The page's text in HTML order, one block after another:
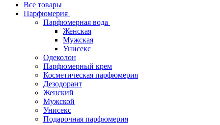
Все товары
Парфюмерия
Парфюмерная вода
Женская
Мужская
Унисекс
Одеколон
Парфюмерный крем
Косметическая парфюмерия
Дезодорант
Женский
Мужской
Унисекс
Подарочная парфюмерия